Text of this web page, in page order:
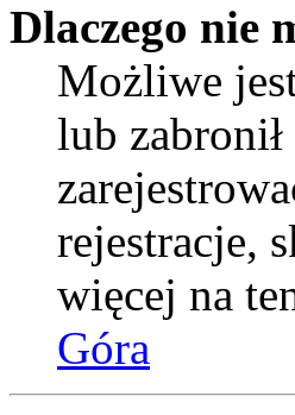
Dlaczego nie
Możliwe
lub
rejestracje,
więcej na
Góra